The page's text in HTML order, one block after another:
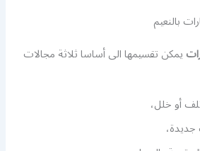
بالنعيم
يمكن تقسيمها الى أساسا ثلاثة مجالات
أو خلل،